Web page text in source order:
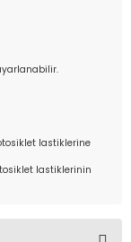
lastiklerine
lastiklerinin